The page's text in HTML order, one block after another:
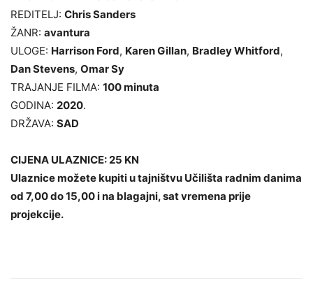
REDITELJ: Chris Sanders
ŽANR: avantura
ULOGE: Harrison Ford, Karen Gillan, Bradley Whitford,
Dan Stevens, Omar Sy
TRAJANJE FILMA: 100 minuta
GODINA: 2020.
DRŽAVA: SAD
CIJENA ULAZNICE: 25 KN
Ulaznice možete kupiti u tajništvu Učilišta radnim danima
od 7,00 do 15,00 i na blagajni, sat vremena prije
projekcije.